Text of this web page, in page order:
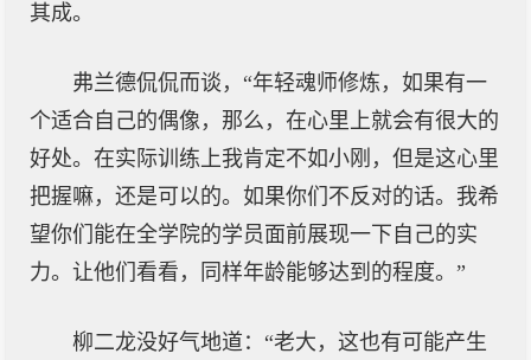
其成。
弗兰德侃侃而谈，“年轻魂师修炼，如果有一
个适合自己的偶像，那么，在心里上就会有很大的
好处。在实际训练上我肯定不如小刚，但是这心里
把握嘛，还是可以的。如果你们不反对的话。我希
望你们能在全学院的学员面前展现一下自己的实
力。让他们看看，同样年龄能够达到的程度。”
柳二龙没好气地道：“老大，这也有可能产生